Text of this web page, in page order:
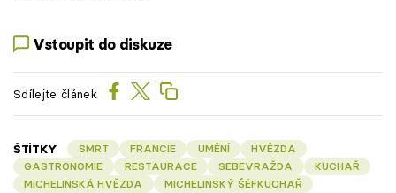
Vstoupit do diskuze
Sdílejte článek
ŠTÍTKY SMRT FRANCIE UMĚNÍ
HVĚZDA
GASTRONOMIE
RESTAURACE SEBEVRAŽDA
KUCHAŘ
MICHELINSKÁ HVĚZDA
MICHELINSKÝ ŠÉFKUCHAŘ